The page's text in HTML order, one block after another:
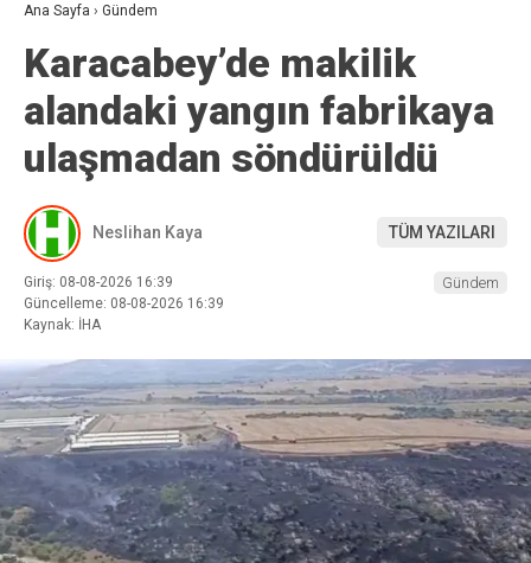
Ana Sayfa › Gündem
Karacabey’de makilik
alandaki yangın fabrikaya
ulaşmadan söndürüldü
Neslihan Kaya TÜM YAZILARI
Giriş: 08-08-2026 16:39
Güncelleme: 08-08-2026 16:39
Kaynak: İHA
Gündem